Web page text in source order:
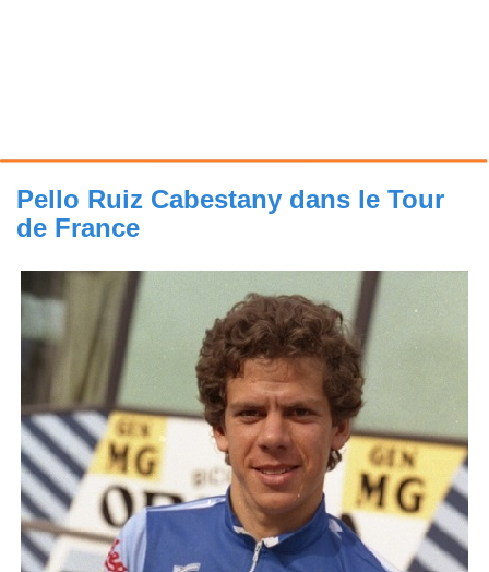
Pello Ruiz Cabestany dans le Tour
de France